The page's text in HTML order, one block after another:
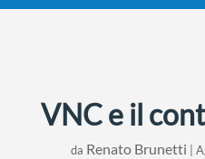
VNC e il
da Renato Brunetti